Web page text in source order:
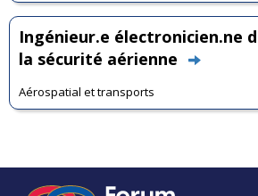
Ingénieur.e électronicien.ne
la sécurité aérienne
Aérospatial et transports